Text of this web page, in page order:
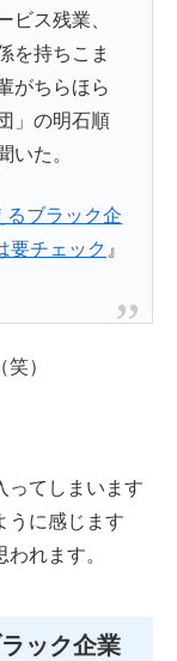
ビス残業、
を持ちこま
がちらほら
」の明石順
いた。
るブラック企
要チェック 』
）
ってしまいます
うに感じます
れます。
ック企業